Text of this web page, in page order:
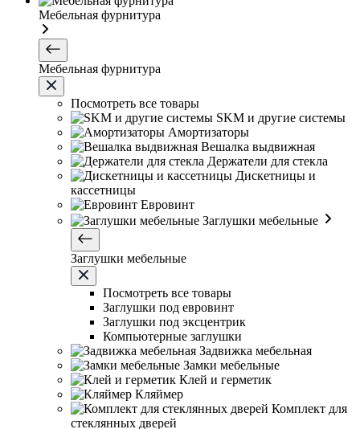
Мебельная фурнитура
Мебельная фурнитура
Посмотреть все товары
SKM и другие системы
Амортизаторы
Вешалка выдвижная
Держатели для стекла
Дискетницы и
кассетницы
Евровинт
Заглушки мебельные
Заглушки мебельные
Посмотреть все товары
Заглушки под евровинт
Заглушки под эксцентрик
Компьютерные заглушки
Задвижка мебельная
Замки мебельные
Клей и герметик
Кляймер
Комплект для
стеклянных дверей